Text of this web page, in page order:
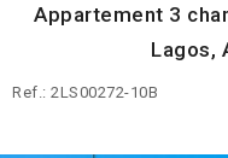
Appartement 3
Lagos,
Ref.: 2LS00272-10B